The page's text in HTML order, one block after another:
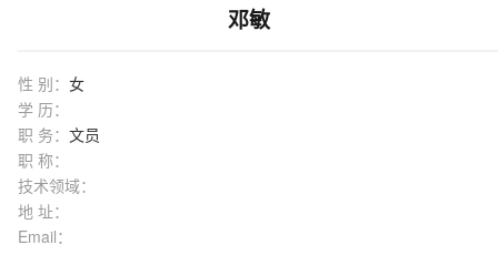
邓敏
性 别： 女
学 历：
职 务： 文员
职 称：
技术领域：
地 址：
Email：